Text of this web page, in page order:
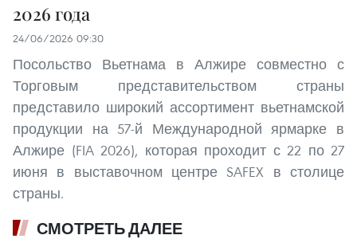
2026 года
24/06/2026 09:30
Посольство Вьетнама в Алжире совместно с
Торговым представительством страны
представило широкий ассортимент вьетнамской
продукции на 57-й Международной ярмарке в
Алжире (FIA 2026), которая проходит с 22 по 27
июня в выставочном центре SAFEX в столице
страны.
СМОТРЕТЬ ДАЛЕЕ